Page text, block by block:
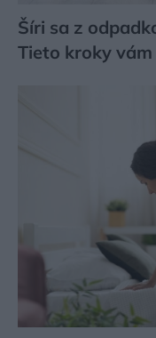
Šíri sa z
Tieto kroky